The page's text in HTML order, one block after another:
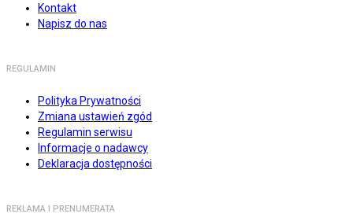
Kontakt
Napisz do nas
REGULAMIN
Polityka Prywatności
Zmiana ustawień zgód
Regulamin serwisu
Informacje o nadawcy
Deklaracja dostępności
REKLAMA I PRENUMERATA